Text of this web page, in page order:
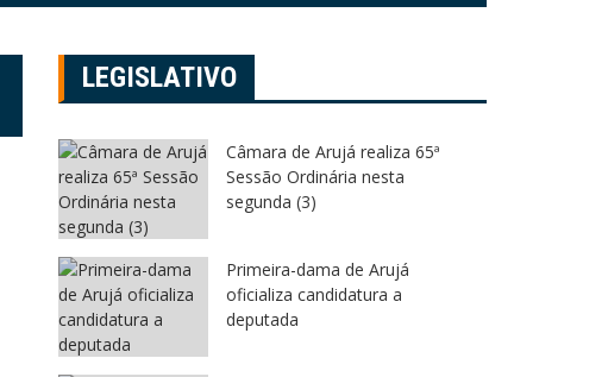
LEGISLATIVO
Câmara de Arujá realiza 65ª
Sessão Ordinária nesta
segunda (3)
Primeira-dama de Arujá
oficializa candidatura a
deputada